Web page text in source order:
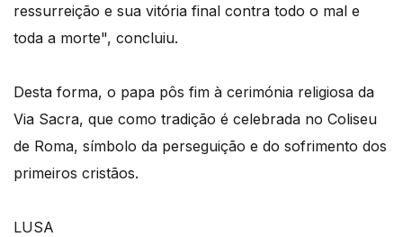
ressurreição e sua vitória final contra todo o mal e
toda a morte", concluiu.
Desta forma, o papa pôs fim à cerimónia religiosa da
Via Sacra, que como tradição é celebrada no Coliseu
de Roma, símbolo da perseguição e do sofrimento dos
primeiros cristãos.
LUSA